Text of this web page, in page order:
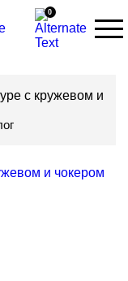
0
с кружевом и